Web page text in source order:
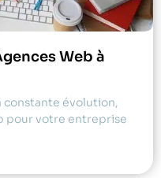
Web à
constante évolution,
pour votre entreprise